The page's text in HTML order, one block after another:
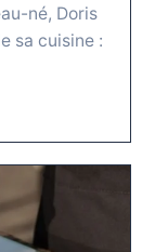
né, Doris
sa cuisine :